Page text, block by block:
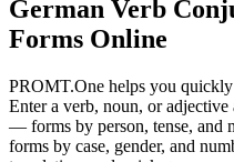
German Verb
Forms Online
PROMT.One helps you
Enter a verb, noun, or
— forms by person, tense, and
forms by case, gender, and